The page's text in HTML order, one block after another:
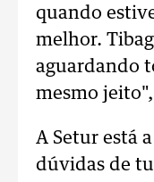
quando
melhor.
aguardando
mesmo
A Setur está
dúvidas de